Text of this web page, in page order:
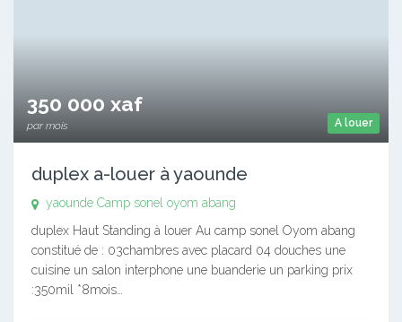
A louer
350 000 xaf
par mois
duplex a-louer à yaounde
yaounde Camp sonel oyom abang
duplex Haut Standing à louer Au camp sonel Oyom abang
constitué de : 03chambres avec placard 04 douches une
cuisine un salon interphone une buanderie un parking prix
:350mil *8mois…